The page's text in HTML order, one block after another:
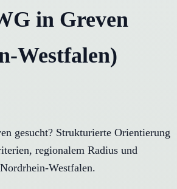
in Greven
Westfalen)
gesucht? Strukturierte Orientierung
regionalem Radius und
Westfalen.